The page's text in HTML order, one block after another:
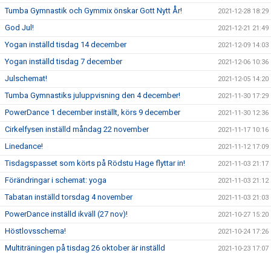
Tumba Gymnastik och Gymmix önskar Gott Nytt År! 2021-12-28 18:29
God Jul! 2021-12-21 21:49
Yogan inställd tisdag 14 december 2021-12-09 14:03
Yogan inställd tisdag 7 december 2021-12-06 10:36
Julschemat! 2021-12-05 14:20
Tumba Gymnastiks juluppvisning den 4 december! 2021-11-30 17:29
PowerDance 1 december inställt, körs 9 december 2021-11-30 12:36
Cirkelfysen inställd måndag 22 november 2021-11-17 10:16
Linedance! 2021-11-12 17:09
Tisdagspasset som körts på Rödstu Hage flyttar in! 2021-11-03 21:17
Förändringar i schemat: yoga 2021-11-03 21:12
Tabatan inställd torsdag 4 november 2021-11-03 21:03
PowerDance inställd ikväll (27 nov)! 2021-10-27 15:20
Höstlovsschema! 2021-10-24 17:26
Multiträningen på tisdag 26 oktober är inställd 2021-10-23 17:07